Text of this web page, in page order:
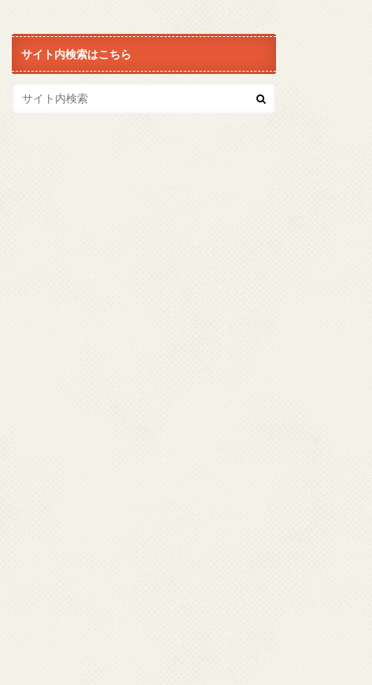
サイト内検索はこちら